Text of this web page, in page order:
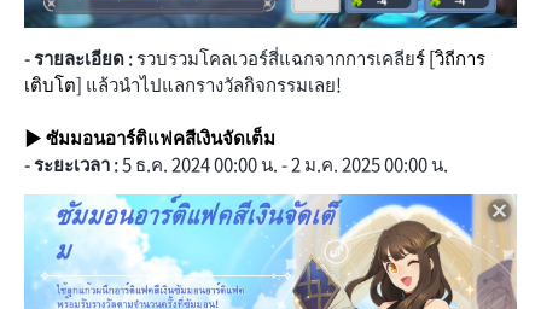
- รายละเอียด :รวบรวมโคลเวอร์สี่แฉกจากการเคลียร์ [วิถีการ
เติบโต] แล้วนำไปแลกรางวัลกิจกรรมเลย!
▶ ซัมมอนอาร์ติแฟคสีเงินจัดเต็ม
- ระยะเวลา :5 ธ.ค. 2024 00:00 น. - 2 ม.ค. 2025 00:00 น.